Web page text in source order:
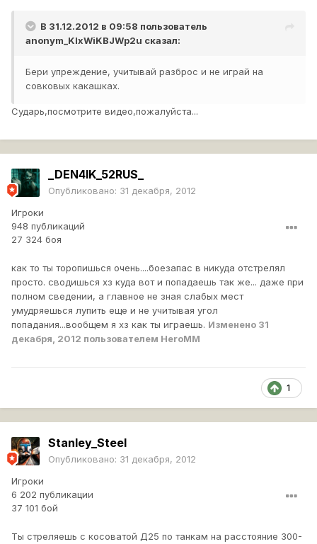
В 31.12.2012 в 09:58 пользователь
anonym_KIxWiKBJWp2u сказал:
Бери упреждение, учитывай разброс и не играй на
совковых какашках.
Сударь,посмотрите видео,пожалуйста...
_DEN4IK_52RUS_
Опубликовано: 31 декабря, 2012
Игроки
948 публикаций
27 324 боя
как то ты торопишься очень....боезапас в никуда отстрелял
просто. сводишься хз куда вот и попадаешь так же... даже при
полном сведении, а главное не зная слабых мест
умудряешься лупить еще и не учитывая угол
попадания...вообщем я хз как ты играешь. Изменено 31
декабря, 2012 пользователем HeroMM
1
Stanley_Steel
Опубликовано: 31 декабря, 2012
Игроки
6 202 публикации
37 101 бой
Ты стреляешь с косоватой Д25 по танкам на расстояние 300-